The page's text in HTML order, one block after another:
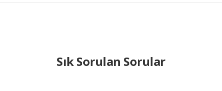
Sık Sorulan Sorular